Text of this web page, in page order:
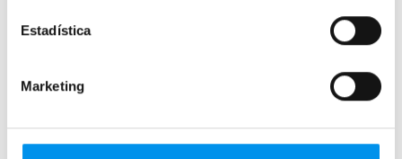
Estadística
Marketing
Mamparas de perfilería blanca
Mamparas de perfilería oro rosa